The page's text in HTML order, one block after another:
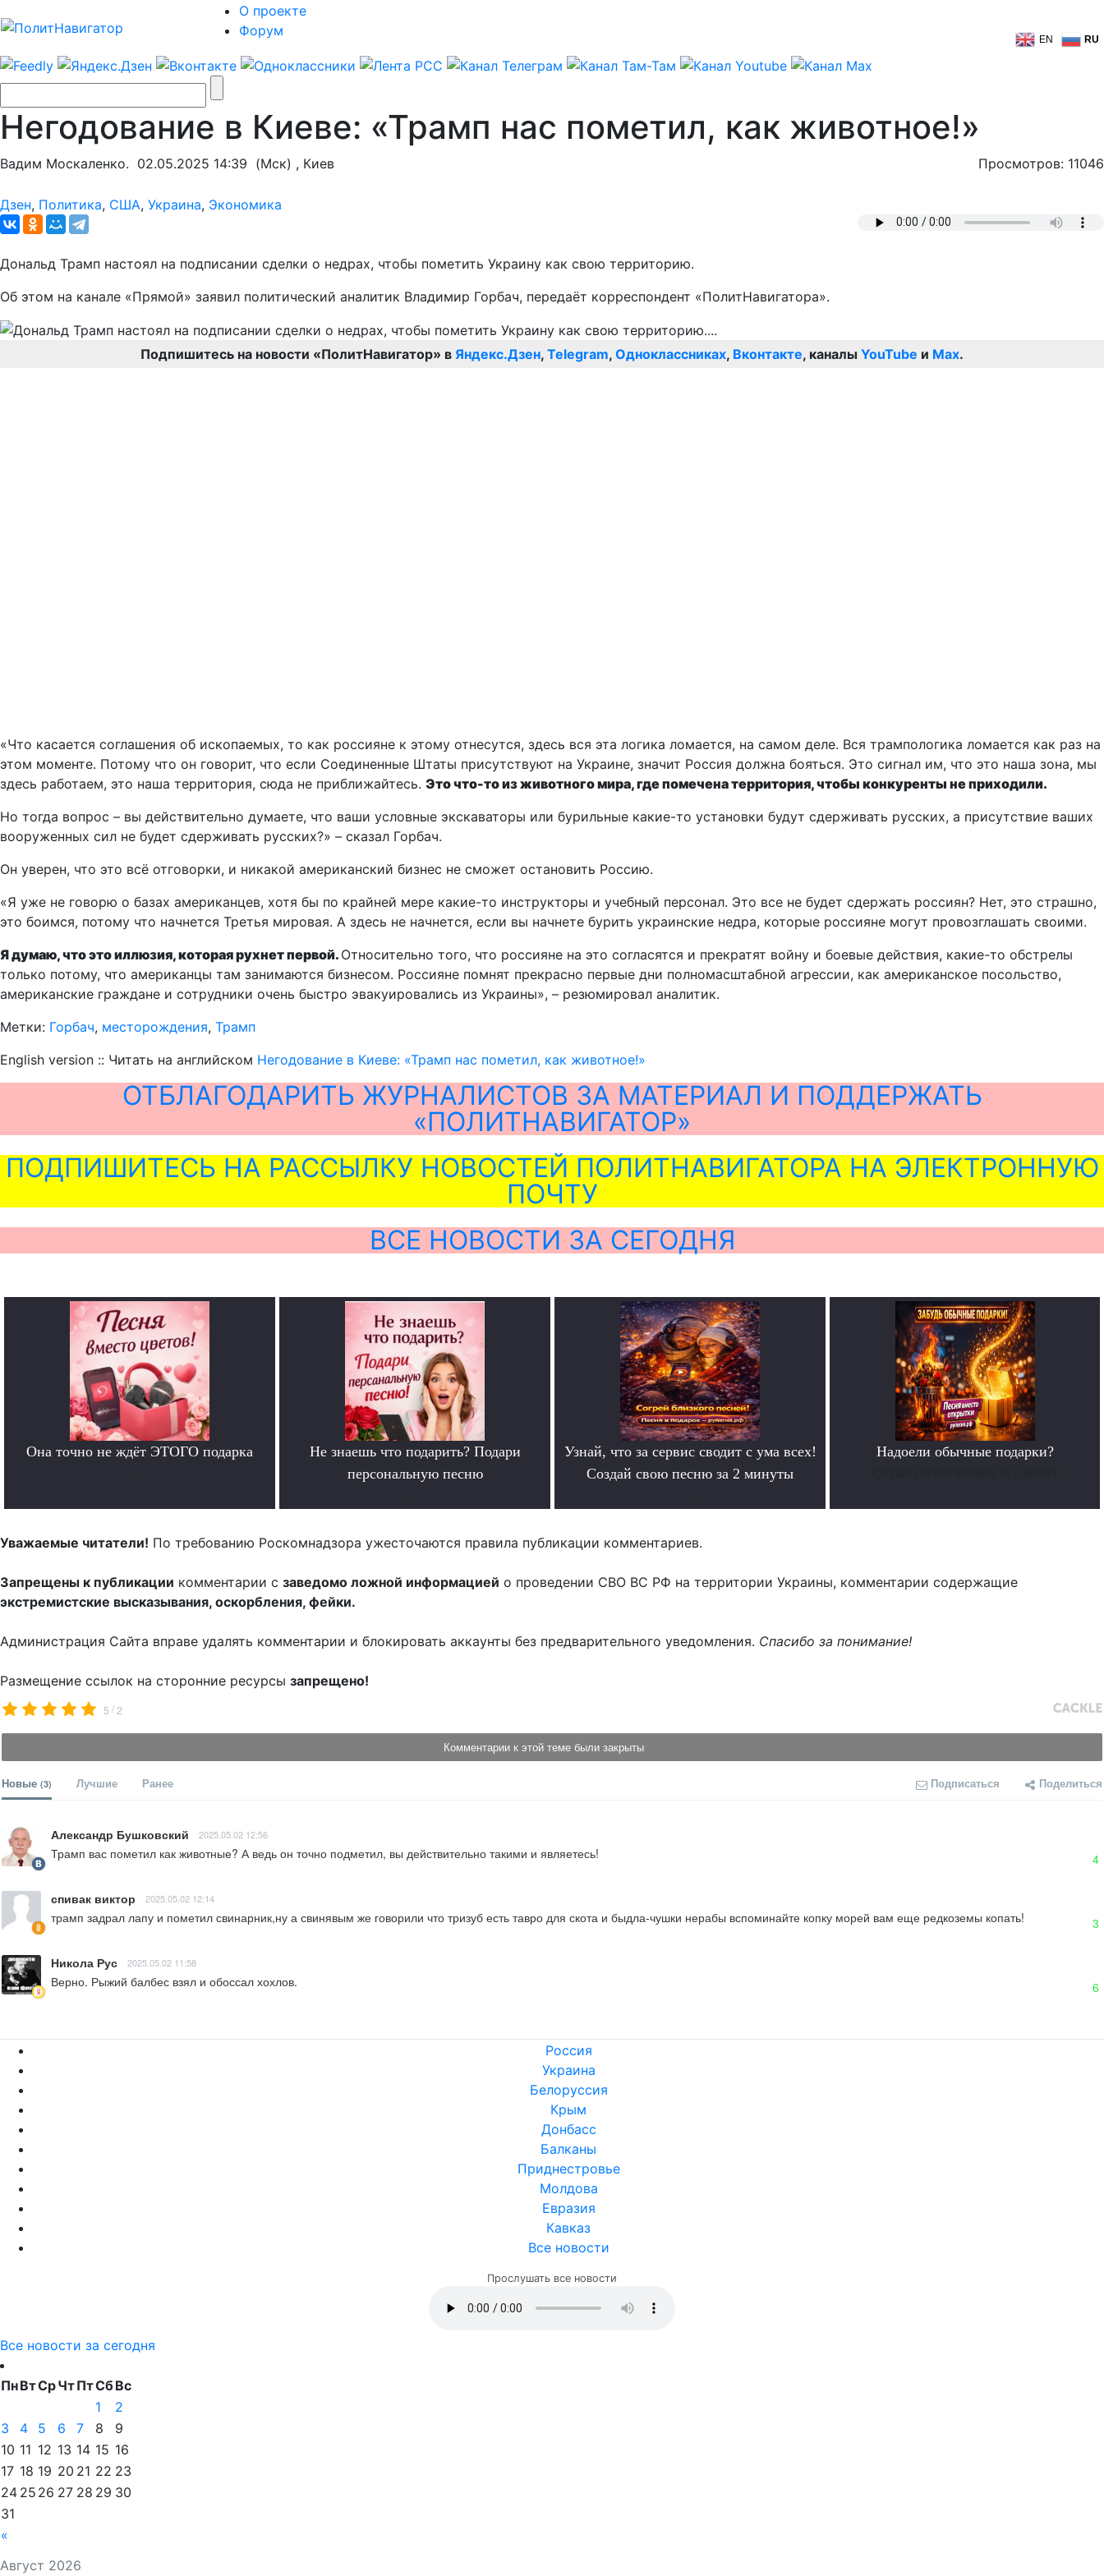
О проекте
Форум
EN RU
Негодование в Киеве: «Трамп нас пометил, как животное!»
Вадим Москаленко. 02.05.2025 14:39 (Мск) , Киев Просмотров: 11046
Дзен, Политика, США, Украина, Экономика
Дональд Трамп настоял на подписании сделки о недрах, чтобы пометить Украину как свою территорию.
Об этом на канале «Прямой» заявил политический аналитик Владимир Горбач, передаёт корреспондент «ПолитНавигатора».
Подпишитесь на новости «ПолитНавигатор» в Яндекс.Дзен, Telegram, Одноклассниках, Вконтакте, каналы YouTube и Max.
«Что касается соглашения об ископаемых, то как россияне к этому отнесутся, здесь вся эта логика ломается, на самом деле. Вся трампологика ломается как раз на
этом моменте. Потому что он говорит, что если Соединенные Штаты присутствуют на Украине, значит Россия должна бояться. Это сигнал им, что это наша зона, мы
здесь работаем, это наша территория, сюда не приближайтесь. Это что-то из животного мира, где помечена территория, чтобы конкуренты не приходили.
Но тогда вопрос – вы действительно думаете, что ваши условные экскаваторы или бурильные какие-то установки будут сдерживать русских, а присутствие ваших
вооруженных сил не будет сдерживать русских?» – сказал Горбач.
Он уверен, что это всё отговорки, и никакой американский бизнес не сможет остановить Россию.
«Я уже не говорю о базах американцев, хотя бы по крайней мере какие-то инструкторы и учебный персонал. Это все не будет сдержать россиян? Нет, это страшно,
это боимся, потому что начнется Третья мировая. А здесь не начнется, если вы начнете бурить украинские недра, которые россияне могут провозглашать своими.
Я думаю, что это иллюзия, которая рухнет первой. Относительно того, что россияне на это согласятся и прекратят войну и боевые действия, какие-то обстрелы
только потому, что американцы там занимаются бизнесом. Россияне помнят прекрасно первые дни полномасштабной агрессии, как американское посольство,
американские граждане и сотрудники очень быстро эвакуировались из Украины», – резюмировал аналитик.
Метки: Горбач, месторождения, Трамп
English version :: Читать на английском Негодование в Киеве: «Трамп нас пометил, как животное!»
ОТБЛАГОДАРИТЬ ЖУРНАЛИСТОВ ЗА МАТЕРИАЛ И ПОДДЕРЖАТЬ
«ПОЛИТНАВИГАТОР»
ПОДПИШИТЕСЬ НА РАССЫЛКУ НОВОСТЕЙ ПОЛИТНАВИГАТОРА НА ЭЛЕКТРОННУЮ
ПОЧТУ
ВСЕ НОВОСТИ ЗА СЕГОДНЯ
Она точно не ждёт ЭТОГО подарка
Не знаешь что подарить? Подари
персональную песню
Узнай, что за сервис сводит с ума всех!
Создай свою песню за 2 минуты
Надоели обычные подарки?
Уважаемые читатели! По требованию Роскомнадзора ужесточаются правила публикации комментариев.
Запрещены к публикации комментарии с заведомо ложной информацией о проведении СВО ВС РФ на территории Украины, комментарии содержащие
экстремистские высказывания, оскорбления, фейки.
Администрация Сайта вправе удалять комментарии и блокировать аккаунты без предварительного уведомления. Спасибо за понимание!
Размещение ссылок на сторонние ресурсы запрещено!
5 /2
Комментарии к этой теме были закрыты
Новые (3) Лучшие Ранее Подписаться Поделиться
Александр Бушковский 2025.05.02 12:56
Трамп вас пометил как животные? А ведь он точно подметил, вы действительно такими и являетесь! 4
спивак виктор 2025.05.02 12:14
трамп задрал лапу и пометил свинарник,ну а свинявым же говорили что тризуб есть тавро для скота и быдла-чушки нерабы вспоминайте копку морей вам еще редкоземы копать! 3
Никола Рус 2025.05.02 11:58
Верно. Рыжий балбес взял и обоссал хохлов. 6
Россия
Украина
Белоруссия
Крым
Донбасс
Балканы
Приднестровье
Молдова
Евразия
Кавказ
Все новости
Прослушать все новости
Все новости за сегодня
Август 2026
ПнВтСрЧтПтСбВс
«
1
2
3
4 5 6 7 8
9
10 11 12 13 14 15 16
17 18 19 20 21 22 23
24 25 26 27 28 29 30
31